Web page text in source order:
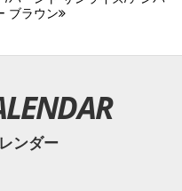
ブラウン
ンダー